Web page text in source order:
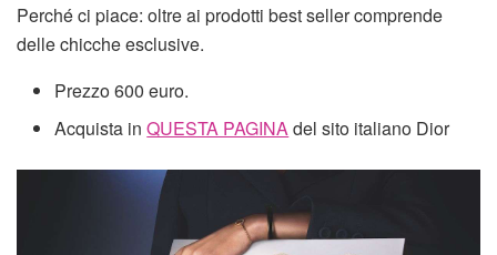
Perché ci piace: oltre ai prodotti best seller comprende
delle chicche esclusive.
Prezzo 600 euro.
Acquista inQUESTA PAGINAdel sito italiano Dior